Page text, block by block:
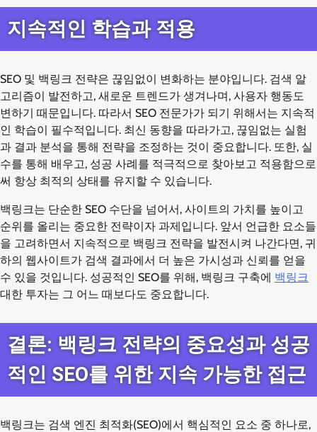
지속적인 학습과 적용
SEO 및 백링크 전략은 끊임없이 변화하는 분야입니다. 검색 알
고리즘이 발전하고, 새로운 트렌드가 생겨나며, 사용자 행동도
변하기 때문입니다. 따라서 SEO 전문가가 되기 위해서는 지속적
인 학습이 필수적입니다. 최신 동향을 따라가고, 끊임없는 실험
과 결과 분석을 통해 전략을 조정하는 것이 중요합니다. 또한, 실
수를 통해 배우고, 성공 사례를 적극적으로 찾아보고 적용함으로
써 항상 최적의 상태를 유지할 수 있습니다.
백링크는 단순한 SEO 수단을 넘어서, 사이트의 가치를 높이고
순위를 올리는 중요한 전략이자 과제입니다. 앞서 언급한 요소들
을 고려하면서 지속적으로 백링크 전략을 발전시켜 나간다면, 귀
하의 웹사이트가 검색 결과에서 더 높은 가시성과 신뢰를 얻을
수 있을 것입니다. 성공적인 SEO를 위해, 백링크 구축에 백링크
대한 투자는 그 어느 때보다도 중요합니다.
결론: 백링크 전략의 중요성과 성공
적인 SEO를 위한 지속 가능한 접근
백링크는 검색 엔진 최적화(SEO)에서 핵심적인 요소 중 하나로,